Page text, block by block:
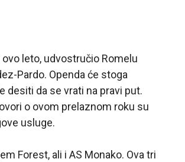
leto, udvostručio Romelu
Pardo. Openda će stoga
desiti da se vrati na pravi put.
o ovom prelaznom roku su
usluge.
Forest, ali i AS Monako. Ova tri